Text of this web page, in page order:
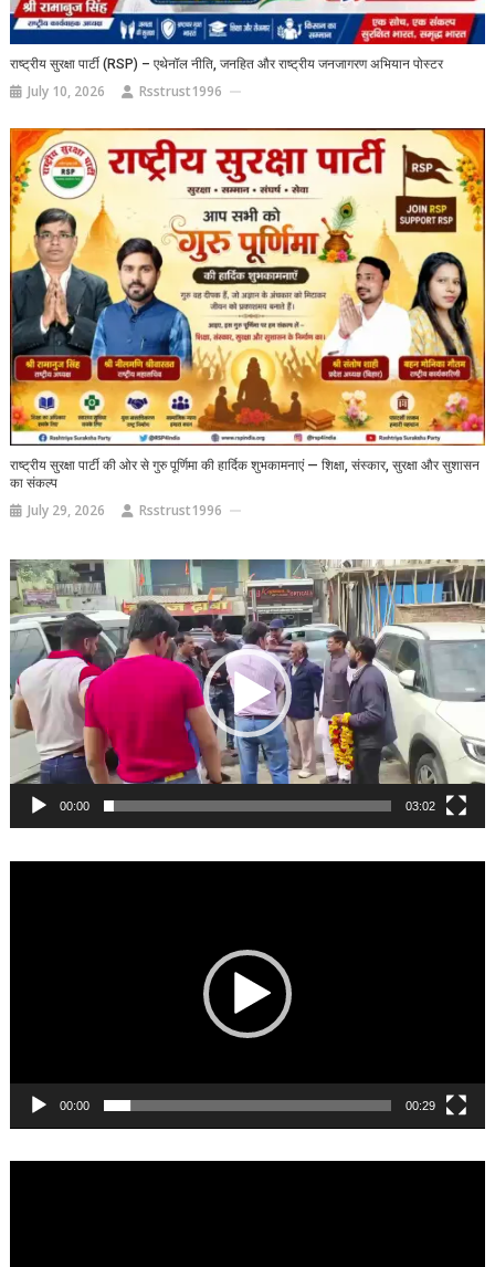
राष्ट्रीय सुरक्षा पार्टी (RSP) – एथेनॉल नीति, जनहित और राष्ट्रीय जनजागरण अभियान पोस्टर
July 10, 2026 Rsstrust1996
राष्ट्रीय सुरक्षा पार्टी की ओर से गुरु पूर्णिमा की हार्दिक शुभकामनाएं — शिक्षा, संस्कार, सुरक्षा और सुशासन
का संकल्प
July 29, 2026 Rsstrust1996
Video
Player
00:00 03:02
00:00 00:29